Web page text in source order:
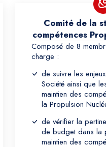
Comité de la
compétences
Composé de 8
charge :
de suivre les
Société ainsi que
maintien des
la Propulsion
de vérifier la
de budget dans la
maintien des